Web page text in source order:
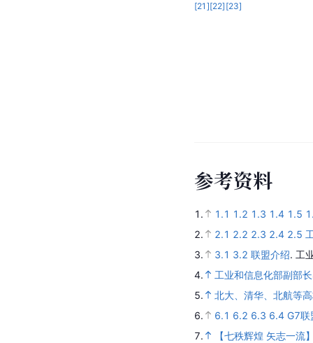
[21 ][22] [23]
参考资料
1. 1.1 1.2 1.3 1.4 1.5
2.
2.1 2.2 2.3 2.4 2.5
3.
3.1 3.2 联盟介绍. 工
4.
工业和信息化部副部
5.
北大、清华、北航等
6.
6.1 6.2 6.3 6.4 G7联
7.
【七秩辉煌 矢志一流